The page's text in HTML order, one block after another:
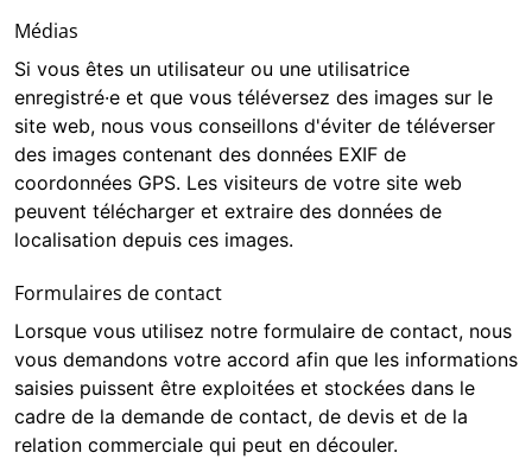
Médias
Si vous êtes un utilisateur ou une utilisatrice
enregistré·e et que vous téléversez des images sur le
site web, nous vous conseillons d'éviter de téléverser
des images contenant des données EXIF de
coordonnées GPS. Les visiteurs de votre site web
peuvent télécharger et extraire des données de
localisation depuis ces images.
Formulaires de contact
Lorsque vous utilisez notre formulaire de contact, nous
vous demandons votre accord afin que les informations
saisies puissent être exploitées et stockées dans le
cadre de la demande de contact, de devis et de la
relation commerciale qui peut en découler.